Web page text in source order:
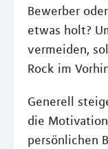
Bewerber
etwas holt?
vermeiden,
Rock im
Generell
die
persönlichen